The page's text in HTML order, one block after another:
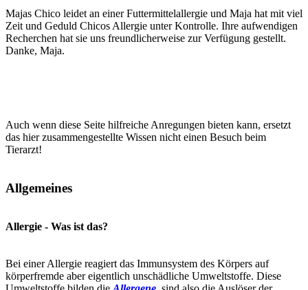
Majas Chico leidet an einer Futtermittelallergie und Maja hat mit viel
Zeit und Geduld Chicos Allergie unter Kontrolle. Ihre aufwendigen
Recherchen hat sie uns freundlicherweise zur Verfügung gestellt.
Danke, Maja.
Auch wenn diese Seite hilfreiche Anregungen bieten kann, ersetzt
das hier zusammengestellte Wissen nicht einen Besuch beim
Tierarzt!
Allgemeines
Allergie - Was ist das?
Bei einer Allergie reagiert das Immunsystem des Körpers auf
körperfremde aber eigentlich unschädliche Umweltstoffe. Diese